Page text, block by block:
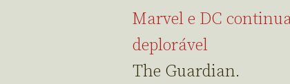
Marvel e DC
deplorável
The Guardian.